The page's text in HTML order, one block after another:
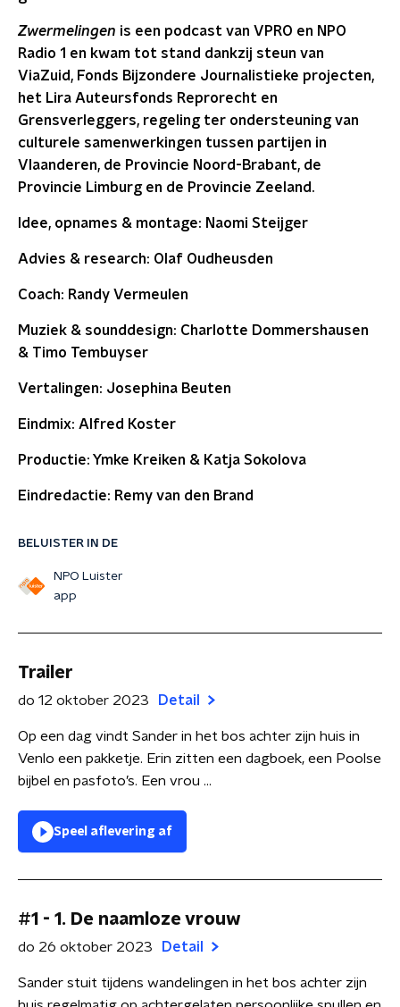
Zwermelingen is een podcast van VPRO en NPO
Radio 1 en kwam tot stand dankzij steun van
ViaZuid, Fonds Bijzondere Journalistieke projecten,
het Lira Auteursfonds Reprorecht en
Grensverleggers, regeling ter ondersteuning van
culturele samenwerkingen tussen partijen in
Vlaanderen, de Provincie Noord-Brabant, de
Provincie Limburg en de Provincie Zeeland.
Idee, opnames & montage: Naomi Steijger
Advies & research: Olaf Oudheusden
Coach: Randy Vermeulen
Muziek & sounddesign: Charlotte Dommershausen
& Timo Tembuyser
Vertalingen: Josephina Beuten
Eindmix: Alfred Koster
Productie: Ymke Kreiken & Katja Sokolova
Eindredactie: Remy van den Brand
BELUISTER IN DE
NPO Luister
app
Trailer
do 12 oktober 2023 Detail
Op een dag vindt Sander in het bos achter zijn huis in
Venlo een pakketje. Erin zitten een dagboek, een Poolse
bijbel en pasfoto’s. Een vrou ...
Speel aflevering af
#1 - 1. De naamloze vrouw
do 26 oktober 2023 Detail
Sander stuit tijdens wandelingen in het bos achter zijn